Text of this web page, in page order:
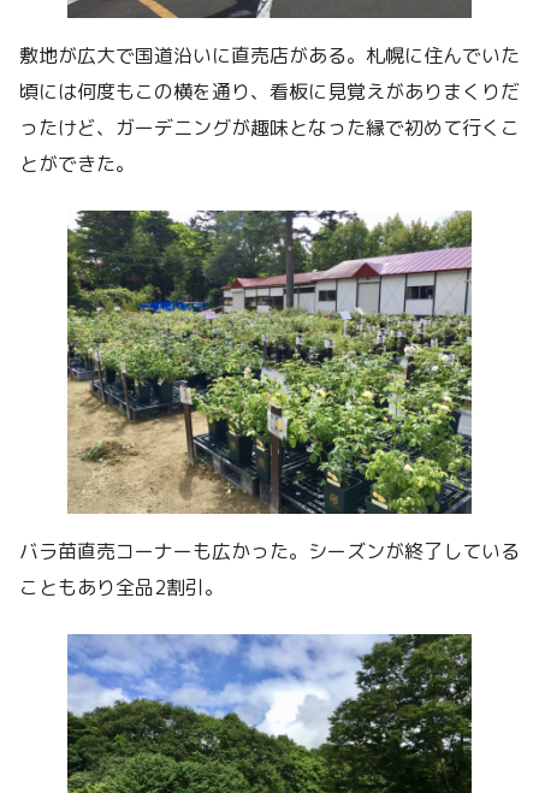
敷地が広大で国道沿いに直売店がある。札幌に住んでいた
頃には何度もこの横を通り、看板に見覚えがありまくりだ
ったけど、ガーデニングが趣味となった縁で初めて行くこ
とができた。
バラ苗直売コーナーも広かった。シーズンが終了している
こともあり全品2割引。